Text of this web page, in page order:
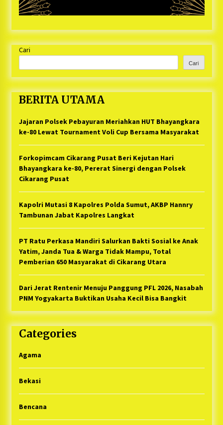
Cari
Cari
BERITA UTAMA
Jajaran Polsek Pebayuran Meriahkan HUT Bhayangkara
ke-80 Lewat Tournament Voli Cup Bersama Masyarakat
Forkopimcam Cikarang Pusat Beri Kejutan Hari
Bhayangkara ke-80, Pererat Sinergi dengan Polsek
Cikarang Pusat
Kapolri Mutasi 8 Kapolres Polda Sumut, AKBP Hannry
Tambunan Jabat Kapolres Langkat
PT Ratu Perkasa Mandiri Salurkan Bakti Sosial ke Anak
Yatim, Janda Tua & Warga Tidak Mampu, Total
Pemberian 650 Masyarakat di Cikarang Utara
Dari Jerat Rentenir Menuju Panggung PFL 2026, Nasabah
PNM Yogyakarta Buktikan Usaha Kecil Bisa Bangkit
Categories
Agama
Bekasi
Bencana